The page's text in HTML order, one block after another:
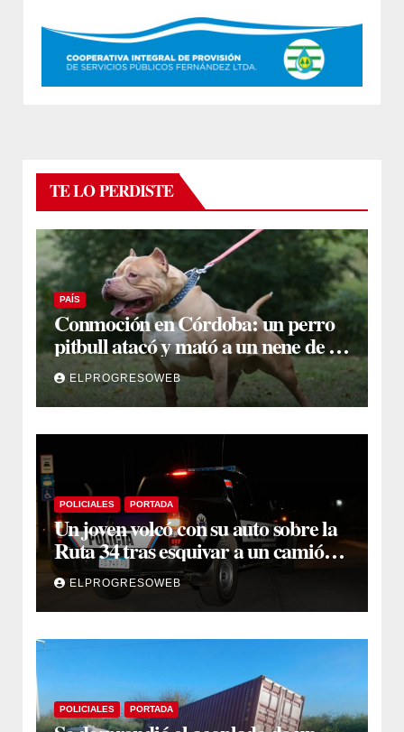
TE LO PERDISTE
PAÍS
Conmoción en Córdoba: un perro
pitbull atacó y mató a un nene de 3
añosELPROGRESOWEB
POLICIALES PORTADA
Un joven volcó con su auto sobre la
Ruta 34 tras esquivar a un camión
que se cruzó de carril
ELPROGRESOWEB
POLICIALES PORTADA